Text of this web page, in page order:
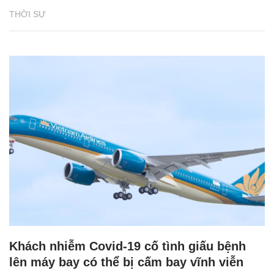
THỜI SỰ
Khách nhiễm Covid-19 cố tình giấu bệnh
lên máy bay có thể bị cấm bay vĩnh viễn